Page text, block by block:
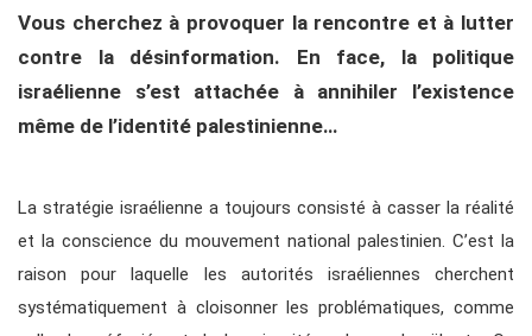
Vous cherchez à provoquer la rencontre et à lutter
contre la désinformation. En face, la politique
israélienne s’est attachée à annihiler l’existence
même de l’identité palestinienne…
La stratégie israélienne a toujours consisté à casser la réalité
et la conscience du mouvement national palestinien. C’est la
raison pour laquelle les autorités israéliennes cherchent
systématiquement à cloisonner les problématiques, comme